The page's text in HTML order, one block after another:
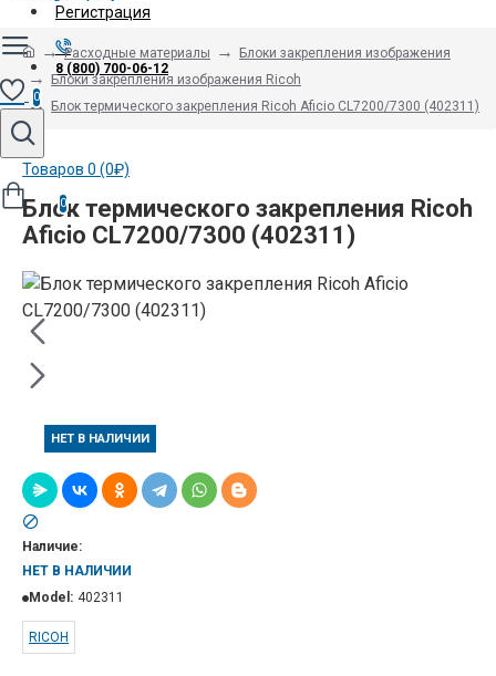
Регистрация
8 (800) 700-06-12
0
Товаров 0 (0₽)
0
Расходные материалы
Блоки закрепления изображения
Блоки закрепления изображения Ricoh
Блок термического закрепления Ricoh Aficio CL7200/7300 (402311)
Блок термического закрепления Ricoh
Aficio CL7200/7300 (402311)
НЕТ В НАЛИЧИИ
Наличие:
НЕТ В НАЛИЧИИ
Model: 402311
RICOH